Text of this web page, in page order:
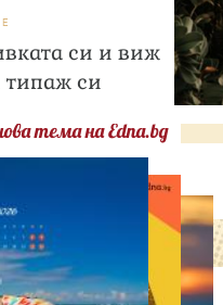
си и виж
типаж си
тема на Edna.bg